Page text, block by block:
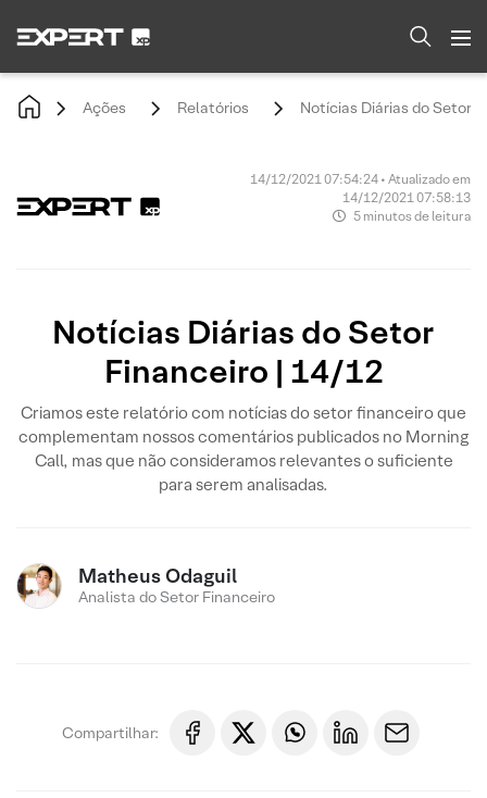
Ações Relatórios Notícias Diárias do Setor
14/12/2021 07:54:24 • Atualizado em
14/12/2021 07:58:13
5 minutos de leitura
Notícias Diárias do Setor
Financeiro | 14/12
Criamos este relatório com notícias do setor financeiro que
complementam nossos comentários publicados no Morning
Call, mas que não consideramos relevantes o suficiente
para serem analisadas.
Matheus Odaguil
Analista do Setor Financeiro
Compartilhar: